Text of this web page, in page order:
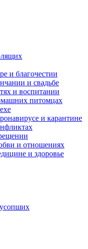
и благочестии
и свадьбе
и воспитании
питомцах
и карантине
и отношениях
и здоровье